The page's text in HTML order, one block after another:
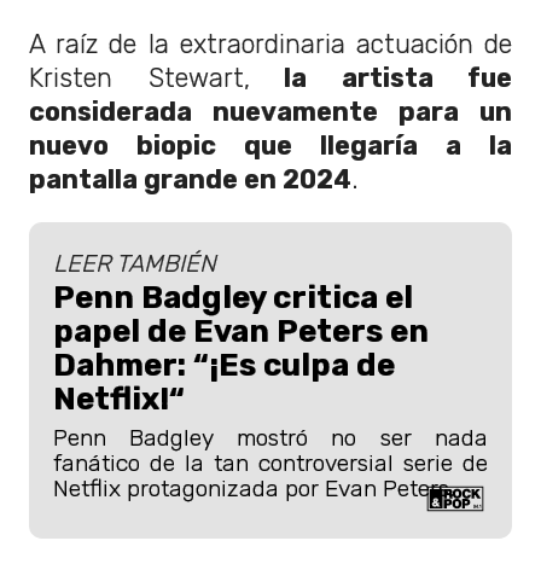
A raíz de la extraordinaria actuación de
Kristen Stewart, la artista fue
considerada nuevamente para un
nuevo biopic que llegaría a la
pantalla grande en 2024.
LEER TAMBIÉN
Penn Badgley critica el
papel de Evan Peters en
Dahmer: “¡Es culpa de
Netflix!“
Penn Badgley mostró no ser nada
fanático de la tan controversial serie de
Netflix protagonizada por Evan Peters.